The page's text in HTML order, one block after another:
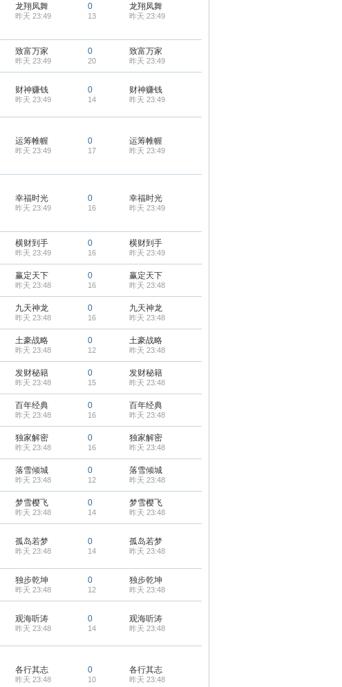
龙翔凤舞
昨天 23:49
0
13
龙翔凤舞
昨天 23:49
致富万家
昨天 23:49
0
20
致富万家
昨天 23:49
财神赚钱
昨天 23:49
0
14
财神赚钱
昨天 23:49
运筹帷幄
昨天 23:49
0
17
运筹帷幄
昨天 23:49
幸福时光
昨天 23:49
0
16
幸福时光
昨天 23:49
横财到手
昨天 23:49
0
16
横财到手
昨天 23:49
赢定天下
昨天 23:48
0
16
赢定天下
昨天 23:48
九天神龙
昨天 23:48
0
16
九天神龙
昨天 23:48
土豪战略
昨天 23:48
0
12
土豪战略
昨天 23:48
发财秘籍
昨天 23:48
0
15
发财秘籍
昨天 23:48
百年经典
昨天 23:48
0
16
百年经典
昨天 23:48
独家解密
昨天 23:48
0
16
独家解密
昨天 23:48
落雪倾城
昨天 23:48
0
12
落雪倾城
昨天 23:48
梦雪樱飞
昨天 23:48
0
14
梦雪樱飞
昨天 23:48
孤岛若梦
昨天 23:48
0
14
孤岛若梦
昨天 23:48
独步乾坤
昨天 23:48
0
12
独步乾坤
昨天 23:48
观海听涛
昨天 23:48
0
14
观海听涛
昨天 23:48
各行其志
昨天 23:48
0
10
各行其志
昨天 23:48